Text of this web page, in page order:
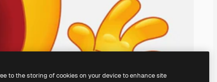
to the storing of cookies on your device to enhance site